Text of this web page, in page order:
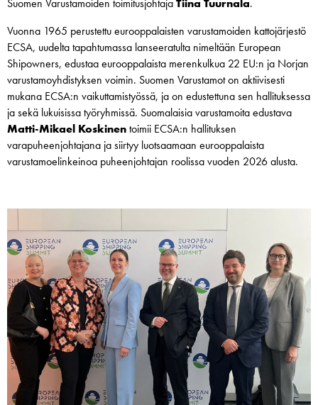
Suomen Varustamoiden toimitusjohtajaTiina Tuurnala.
Vuonna 1965 perustettu eurooppalaisten varustamoiden kattojärjestö
ECSA, uudelta tapahtumassa lanseeratulta nimeltään European
Shipowners, edustaa eurooppalaista merenkulkua 22 EU:n ja Norjan
varustamoyhdistyksen voimin. Suomen Varustamot on aktiivisesti
mukana ECSA:n vaikuttamistyössä, ja on edustettuna sen hallituksessa
ja sekä lukuisissa työryhmissä. Suomalaisia varustamoita edustava
Matti-Mikael Koskinentoimii ECSA:n hallituksen
varapuheenjohtajana ja siirtyy luotsaamaan eurooppalaista
varustamoelinkeinoa puheenjohtajan roolissa vuoden 2026 alusta.